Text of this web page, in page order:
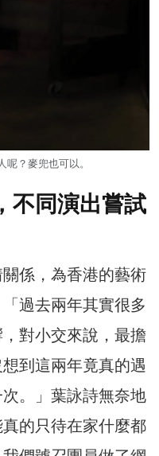
？麥兜也可以。
不同演出嘗試
係，為香港的藝術
過去兩年其實很多
對小交來說，最擔
到這兩年竟真的遇
。」葉詠詩無奈地
的只待在家什麼都